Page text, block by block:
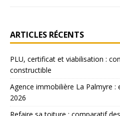
ARTICLES RÉCENTS
PLU, certificat et viabilisation :
constructible
Agence immobilière La Palmyre
2026